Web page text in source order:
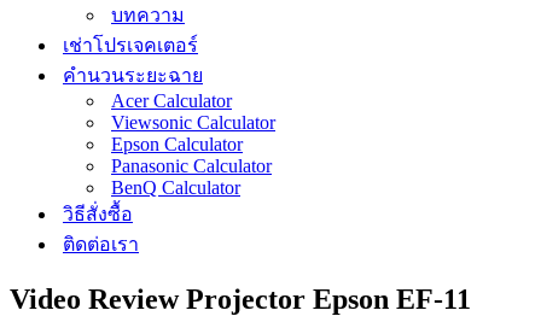
บทความ
เช่าโปรเจคเตอร์
คำนวนระยะฉาย
Acer Calculator
Viewsonic Calculator
Epson Calculator
Panasonic Calculator
BenQ Calculator
วิธีสั่งซื้อ
ติดต่อเรา
Video Review Projector Epson EF-11